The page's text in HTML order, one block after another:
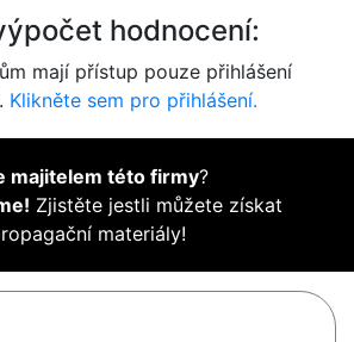
hodnocení:
mají přístup pouze přihlášení
Klikněte sem pro přihlášení.
majitelem této firmy?
Zjistěte jestli můžete získat
materiály!